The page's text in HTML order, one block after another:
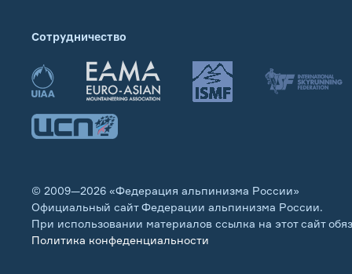
Сотрудничество
© 2009—2026 «Федерация альпинизма России»
Официальный сайт Федерации альпинизма России.
При использовании материалов ссылка на этот сайт
Политика конфеденциальности